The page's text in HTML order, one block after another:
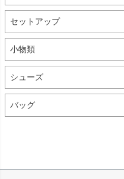
セットアップ
小物類
シューズ
バッグ